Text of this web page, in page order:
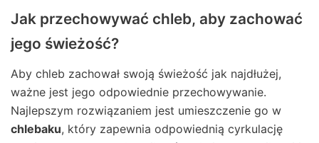
Jak przechowywać chleb, aby zachować
jego świeżość?
Aby chleb zachował swoją świeżość jak najdłużej,
ważne jest jego odpowiednie przechowywanie.
Najlepszym rozwiązaniem jest umieszczenie go w
chlebaku, który zapewnia odpowiednią cyrkulację